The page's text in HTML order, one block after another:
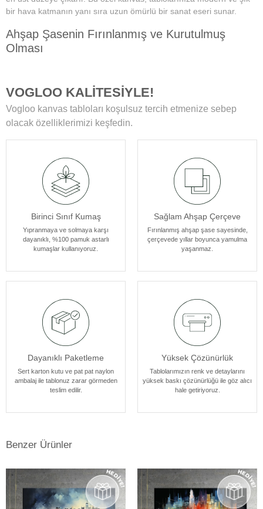
bir hava katmanın yanı sıra uzun ömürlü bir sanat eseri sunar.
Ahşap Şasenin Fırınlanmış ve Kurutulmuş
Olması
ahşap şase sayesinde uzun yıllar boyunca ilk günkü formunu korur.
Yüksek Çözünürlüklü Baskılarımız
Modern teknolojiye sahip özel makineler kullanılarak üretilir. Bu
baskı sonrası uyguladığımız özel yüzey koruyucu ile tablolar,
canlılıklarını her zaman korur ve duvarlarınızı güzelleştirir.
Kenar Baskısıyla Tablolarımızın Kenar Kısımları
Resmin dokusu ve renklerinin zarif bir şekilde devam ettiği özel bir
tasarıma sahiptir. Bu detay, tablolarımızı ek çerçeve ihtiyacı
olmadan asılabilir kılar, böylece sanat eserleriniz odanızın
atmosferine mükemmel bir şekilde uyum sağlar. Her bir tablomuz,
tasarlanmıştır.
VOGLOO KALİTESİYLE!
Vogloo kanvas tabloları koşulsuz tercih etmenize sebep
olacak özelliklerimizi keşfedin.
Birinci Sınıf Kumaş
Yıpranmaya ve solmaya karşı
dayanıklı, %100 pamuk astarlı
kumaşlar kullanıyoruz.
Sağlam Ahşap Çerçeve
Fırınlanmış ahşap şase sayesinde,
çerçevede yıllar boyunca yamulma
yaşanmaz.
Dayanıklı Paketleme
Sert karton kutu ve pat pat naylon
ambalaj ile tablonuz zarar görmeden
teslim edilir.
Yüksek Çözünürlük
Tablolarımızın renk ve detaylarını
yüksek baskı çözünürlüğü ile göz alıcı
hale getiriyoruz.
Benzer Ürünler